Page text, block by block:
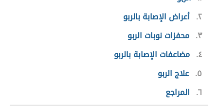
٢ أعراض الإصابة بالربو
٣ محفزات نوبات الربو
٤ مضاعفات الإصابة بالربو
٥ علاج الربو
٦ المراجع